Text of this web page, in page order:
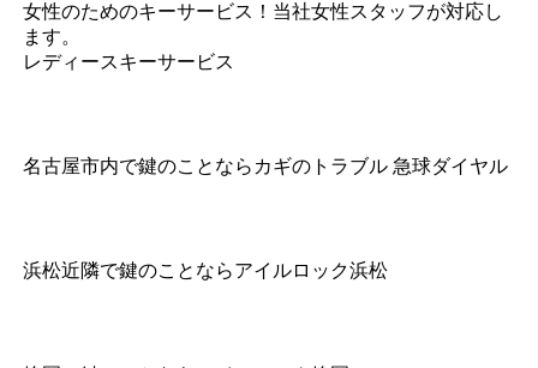
女性のためのキーサービス！当社女性スタッフが対応し
ます。
レディースキーサービス
名古屋市内で鍵のことならカギのトラブル 急球ダイヤル
浜松近隣で鍵のことならアイルロック浜松